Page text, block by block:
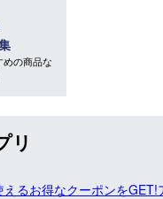
の商品な
リ
えるお得なクーポンをGET!